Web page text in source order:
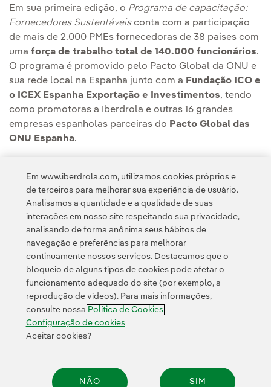
Em sua primeira edição, o Programa de capacitação:
Fornecedores Sustentáveisconta com a participação
de mais de 2.000 PMEs fornecedoras de 38 países com
uma força de trabalho total de 140.000 funcionários.
O programa é promovido pelo Pacto Global da ONU e
sua rede local na Espanha junto com a Fundação ICO e
o ICEX Espanha Exportação e Investimentos, tendo
como promotoras a Iberdrola e outras 16 grandes
empresas espanholas parceiras do Pacto Global das
ONU Espanha.
Contato Clientes Política de Privacidade Informação legal
Transparência no uso da IA Política de cookies
Acessibilidade
Em www.iberdrola.com, utilizamos cookies próprios e
de terceiros para melhorar sua experiência de usuário.
Analisamos a quantidade e a qualidade de suas
interações em nosso site respeitando sua privacidade,
analisando de forma anônima seus hábitos de
navegação e preferências para melhorar
continuamente nossos serviços. Destacamos que o
bloqueio de alguns tipos de cookies pode afetar o
funcionamento adequado do site (por exemplo, a
reprodução de vídeos). Para mais informações,
consulte nossa Política de Cookies
Configuração de cookies
Aceitar cookies?
NÃO SIM